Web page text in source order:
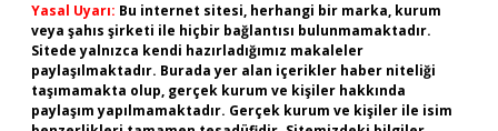
Yasal Uyarı: Bu internet sitesi, herhangi bir marka, kurum
veya şahıs şirketi ile hiçbir bağlantısı bulunmamaktadır.
Sitede yalnızca kendi hazırladığımız makaleler
paylaşılmaktadır. Burada yer alan içerikler haber niteliği
taşımamakta olup, gerçek kurum ve kişiler hakkında
paylaşım yapılmamaktadır. Gerçek kurum ve kişiler ile isim